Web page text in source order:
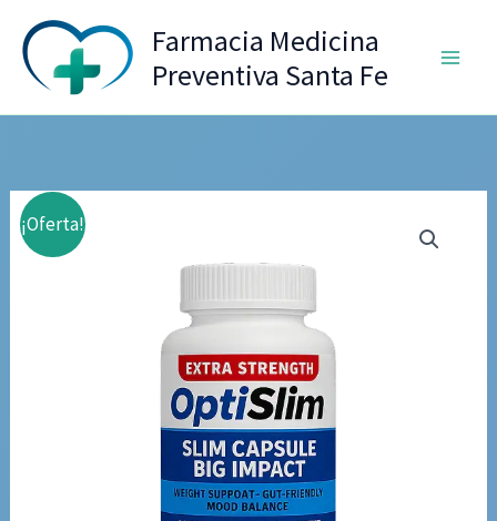
contenido
Farmacia Medicina
Preventiva Santa Fe
¡Oferta!